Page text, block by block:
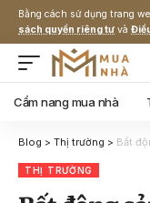
Bằng cách sử dụng trang
sách quyền riêng tư và
Cẩm nang mua nhà
Blog > Thị trường > Bất
THỊ TRƯỜNG